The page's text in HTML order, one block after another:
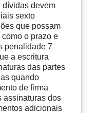
dívidas devem
sexto
que possam
o prazo e
penalidade 7
a escritura
das partes
quando
de firma
assinaturas dos
adicionais